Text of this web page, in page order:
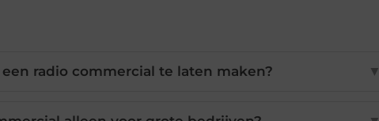
radio commercial te laten maken? ▼